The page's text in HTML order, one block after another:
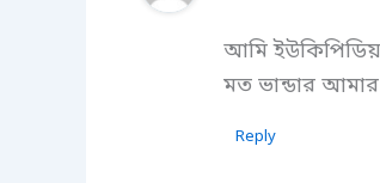
আমি
মত ভান্ডার আমার
Reply